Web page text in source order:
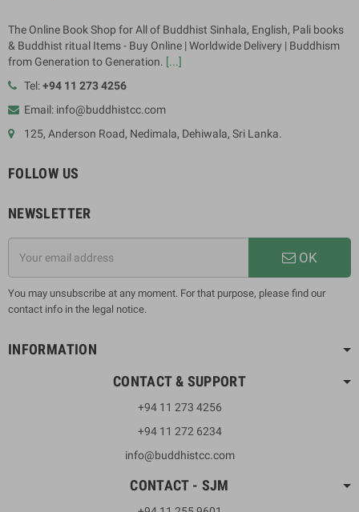
The Online Book Shop for All of Buddhist Sinhala, English, Pali books
& Buddhist ritual Items - Buy Online | Worldwide Delivery | Buddhism
from Generation to Generation. [...]
Tel:+94 11 273 4256
Email: info@buddhistcc.com
125, Anderson Road, Nedimala, Dehiwala, Sri Lanka.
FOLLOW US
NEWSLETTER
OK
You may unsubscribe at any moment. For that purpose, please find our
contact info in the legal notice.
INFORMATION
CONTACT & SUPPORT
+94 11 273 4256
+94 11 272 6234
info@buddhistcc.com
CONTACT - SJM